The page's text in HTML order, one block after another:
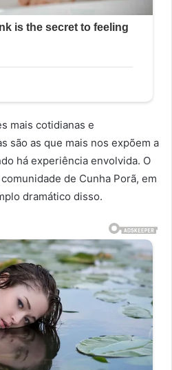
mais cotidianas e
são as que mais nos expõem a
há experiência envolvida. O
de Cunha Porã, em
dramático disso.